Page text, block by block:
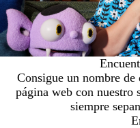
Consigue un nombre
página web con nuestro
siempre